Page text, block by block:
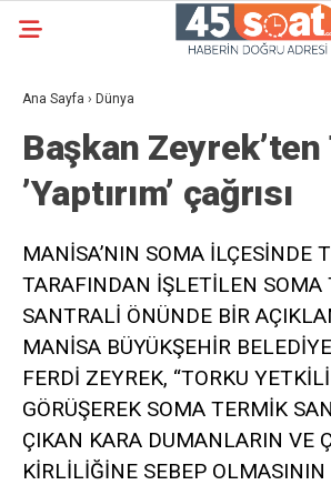
Ana Sayfa › Dünya
Başkan Zeyrek’ten
’Yaptırım’ çağrısı
MANİSA’NIN SOMA İLÇESİNDE
TARAFINDAN İŞLETİLEN SOMA
SANTRALİ ÖNÜNDE BİR
MANİSA BÜYÜKŞEHİR
FERDİ ZEYREK, “TORKU
GÖRÜŞEREK SOMA TERMİK
ÇIKAN KARA DUMANLARIN VE
KİRLİLİĞİNE SEBEP OLMASININ